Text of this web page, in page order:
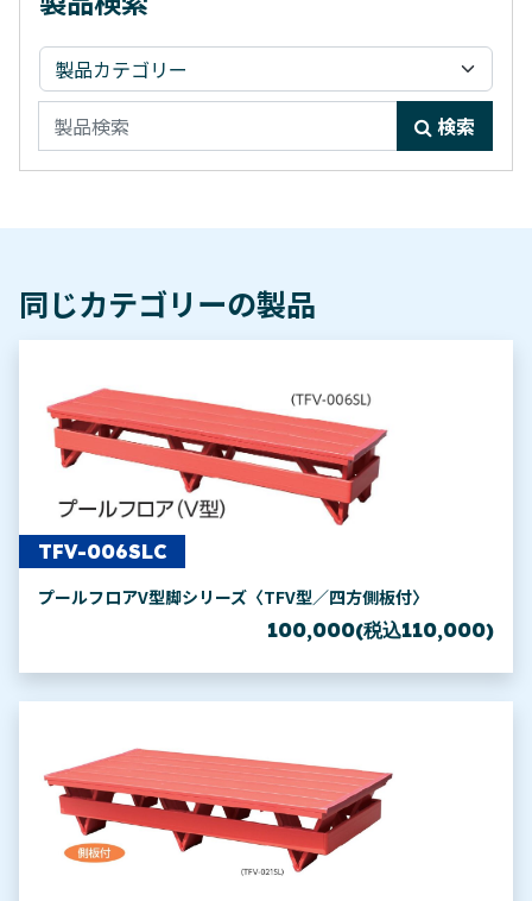
検索:
検索
同じカテゴリーの製品
TFV-006SLC
プールフロアV型脚シリーズ〈TFV型／四方側板付〉
100,000(税込110,000)